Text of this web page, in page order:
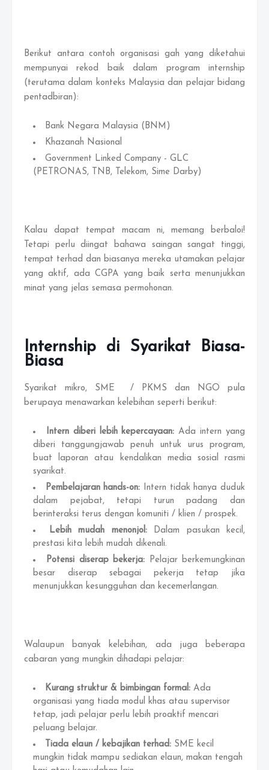
Berikut antara contoh organisasi gah yang diketahui
mempunyai rekod baik dalam program internship
(terutama dalam konteks Malaysia dan pelajar bidang
pentadbiran):
Bank Negara Malaysia (BNM)
Khazanah Nasional
Government Linked Company - GLC
(PETRONAS, TNB, Telekom, Sime Darby)
Kalau dapat tempat macam ni, memang berbaloi!
Tetapi perlu diingat bahawa saingan sangat tinggi,
tempat terhad dan biasanya mereka utamakan pelajar
yang aktif, ada CGPA yang baik serta menunjukkan
minat yang jelas semasa permohonan.
Internship di Syarikat Biasa-
Biasa
Syarikat mikro, SME / PKMS dan NGO pula
berupaya menawarkan kelebihan seperti berikut:
Intern diberi lebih kepercayaan:Ada intern yang
diberi tanggungjawab penuh untuk urus program,
buat laporan atau kendalikan media sosial rasmi
syarikat.
Pembelajaran hands-on: Intern tidak hanya duduk
dalam pejabat, tetapi turun padang dan
berinteraksi terus dengan komuniti / klien / prospek.
Lebih mudah menonjol: Dalam pasukan kecil,
prestasi kita lebih mudah dikenali.
Potensi diserap bekerja: Pelajar berkemungkinan
besar diserap sebagai pekerja tetap jika
menunjukkan kesungguhan dan kecemerlangan.
Walaupun banyak kelebihan, ada juga beberapa
cabaran yang mungkin dihadapi pelajar:
Kurang struktur & bimbingan formal: Ada
organisasi yang tiada modul khas atau supervisor
tetap, jadi pelajar perlu lebih proaktif mencari
peluang belajar.
Tiada elaun / kebajikan terhad: SME kecil
mungkin tidak mampu sediakan elaun, makan tengah